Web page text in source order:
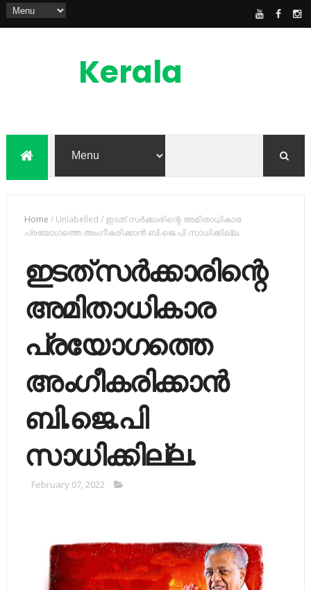
Kerala
Feed
Home /Unlabelled / ഇടത് സര്‍ക്കാരിന്റെ അമിതാധികാര
പ്രയോഗത്തെ അംഗീകരിക്കാന്‍ ബി.ജെ.പി സാധിക്കില്ല.
ഇടത് സര്‍ക്കാരിന്റെ
അമിതാധികാര
പ്രയോഗത്തെ
അംഗീകരിക്കാന്‍
ബി.ജെ.പി
സാധിക്കില്ല.
February 07, 2022